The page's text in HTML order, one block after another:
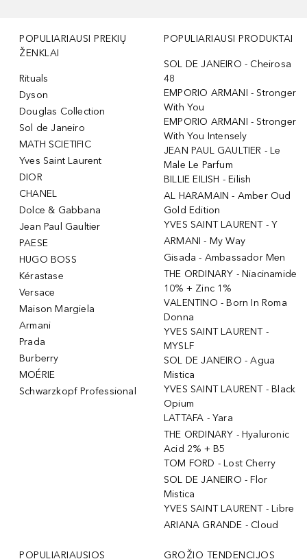
POPULIARIAUSI PREKIŲ
ŽENKLAI
Rituals
Dyson
Douglas Collection
Sol de Janeiro
MATH SCIETIFIC
Yves Saint Laurent
DIOR
CHANEL
Dolce & Gabbana
Jean Paul Gaultier
PAESE
HUGO BOSS
Kérastase
Versace
Maison Margiela
Armani
Prada
Burberry
MOÉRIE
Schwarzkopf Professional
POPULIARIAUSI PRODUKTAI
SOL DE JANEIRO - Cheirosa
48
EMPORIO ARMANI - Stronger
With You
EMPORIO ARMANI - Stronger
With You Intensely
JEAN PAUL GAULTIER - Le
Male Le Parfum
BILLIE EILISH - Eilish
AL HARAMAIN - Amber Oud
Gold Edition
YVES SAINT LAURENT - Y
ARMANI - My Way
Gisada - Ambassador Men
THE ORDINARY - Niacinamide
10% + Zinc 1%
VALENTINO - Born In Roma
Donna
YVES SAINT LAURENT -
MYSLF
SOL DE JANEIRO - Agua
Mistica
YVES SAINT LAURENT - Black
Opium
LATTAFA - Yara
THE ORDINARY - Hyaluronic
Acid 2% + B5
TOM FORD - Lost Cherry
SOL DE JANEIRO - Flor
Mistica
YVES SAINT LAURENT - Libre
ARIANA GRANDE - Cloud
POPULIARIAUSIOS
GROŽIO TENDENCIJOS